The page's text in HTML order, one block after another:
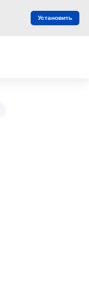
Установить